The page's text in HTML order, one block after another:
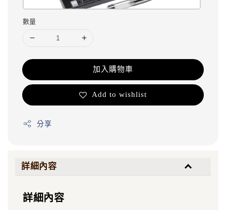
數量
加入購物車
Add to wishlist
分享
詳細內容
詳細內容